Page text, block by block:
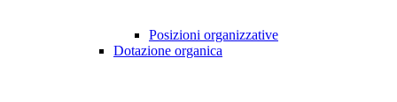
Posizioni organizzative
Dotazione organica